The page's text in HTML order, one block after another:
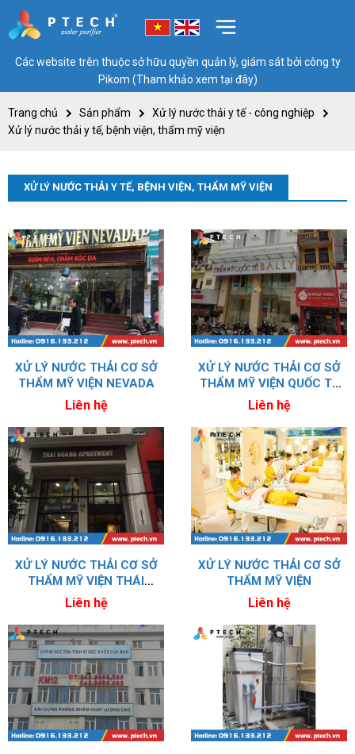
Các website trên thuộc sở hữu quyền quản lý, giám sát bởi công ty
Pikom (Tham khảo xem tại đây)
Trang chủ Sản phẩm
Xử lý nước thải y tế - công nghiệp
Xử lý nước thải y tế, bệnh viện, thẩm mỹ viện
XỬ LÝ NƯỚC THẢI Y TẾ, BỆNH VIỆN, THẨM MỸ VIỆN
XỬ LÝ NƯỚC THẢI CƠ SỞ
THẨM MỸ VIỆN NEVADA
Liên hệ
XỬ LÝ NƯỚC THẢI CƠ SỞ
THẨM MỸ VIỆN QUỐC TẾ
BALLY
Liên hệ
XỬ LÝ NƯỚC THẢI CƠ SỞ
THẨM MỸ VIỆN THÁI
HOÀNG
Liên hệ
XỬ LÝ NƯỚC THẢI CƠ SỞ
THẨM MỸ VIỆN
Liên hệ